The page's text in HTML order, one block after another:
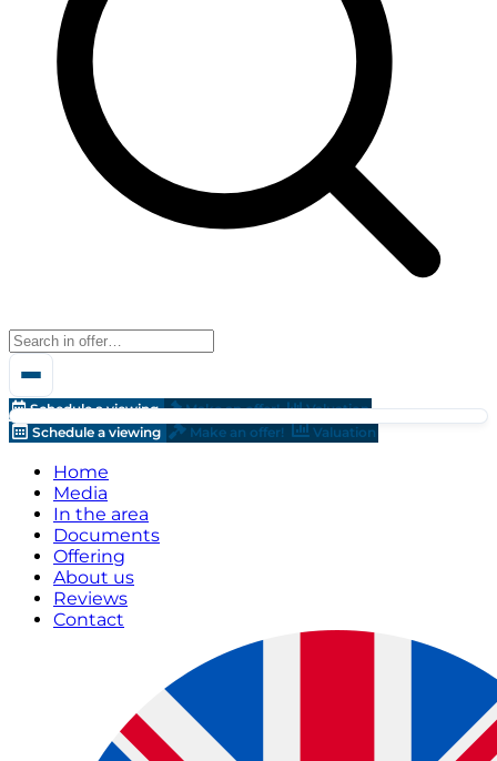
Schedule a viewing Make an offer!
Valuation
Schedule a viewing
Make an offer! Valuation
Home
Media
In the area
Documents
Offering
About us
Reviews
Contact